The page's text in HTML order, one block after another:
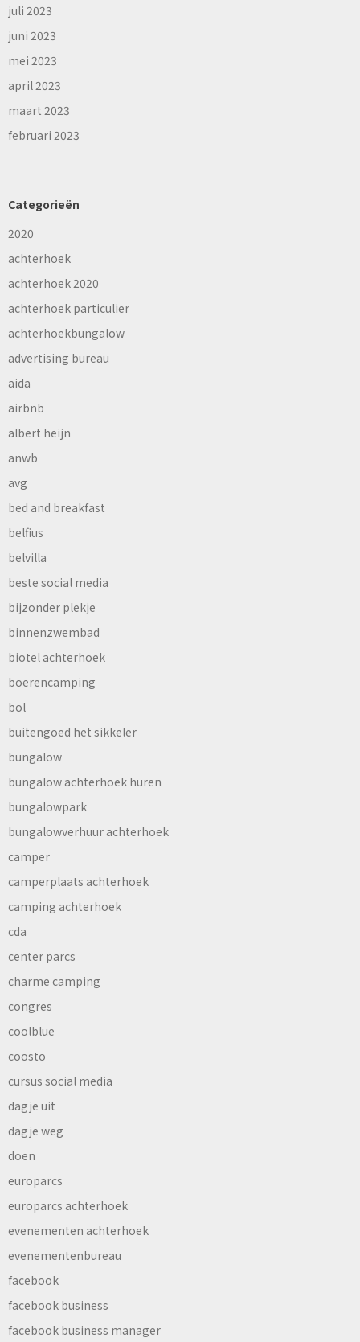
juli 2023
juni 2023
mei 2023
april 2023
maart 2023
februari 2023
Categorieën
2020
achterhoek
achterhoek 2020
achterhoek particulier
achterhoekbungalow
advertising bureau
aida
airbnb
albert heijn
anwb
avg
bed and breakfast
belfius
belvilla
beste social media
bijzonder plekje
binnenzwembad
biotel achterhoek
boerencamping
bol
buitengoed het sikkeler
bungalow
bungalow achterhoek huren
bungalowpark
bungalowverhuur achterhoek
camper
camperplaats achterhoek
camping achterhoek
cda
center parcs
charme camping
congres
coolblue
coosto
cursus social media
dagje uit
dagje weg
doen
europarcs
europarcs achterhoek
evenementen achterhoek
evenementenbureau
facebook
facebook business
facebook business manager